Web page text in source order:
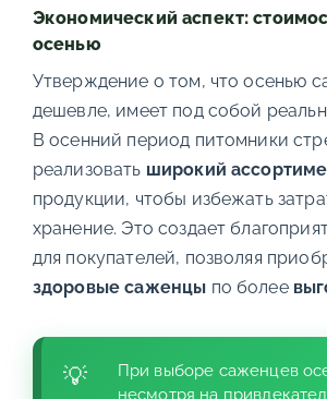
Экономический аспект:
осенью
Утверждение о том, что осенью
дешевле, имеет под собой
В осенний период питомники
реализовать широкий
продукции, чтобы избежать
хранение. Это создает
для покупателей, позволяя
здоровые саженцы по более
При выборе саженцев
несмотря на